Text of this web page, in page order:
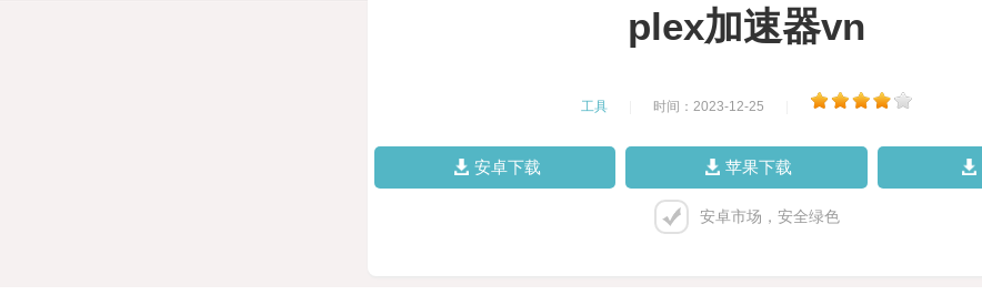
plex加速器vn
工具 时间：2023-12-25
安卓下载 苹果下载
安卓市场，安全绿色